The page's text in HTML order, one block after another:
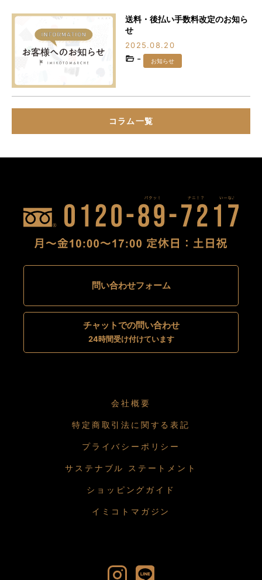
送料・後払い手数料改定のお知ら
せ
2025.08.20
- お知らせ
コラム一覧
会社概要
特定商取引法に関する表記
プライバシーポリシー
サステナブル ステートメント
ショッピングガイド
イミコトマガジン
問い合わせフォーム
チャットでの問い合わせ
24時間受け付けています